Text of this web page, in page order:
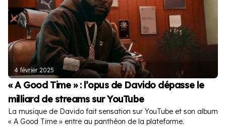
4 février 2025
« A Good Time » : l’opus de Davido dépasse le
milliard de streams sur YouTube
La musique de Davido fait sensation sur YouTube et son album
« A Good Time » entre au panthéon de la plateforme.